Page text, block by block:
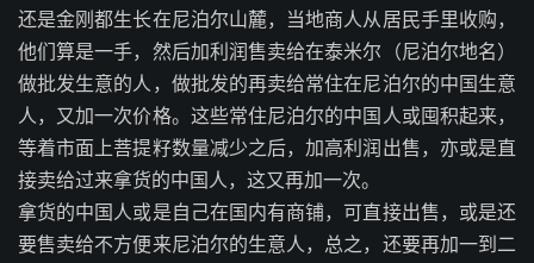
还是金刚都生长在尼泊尔山麓，当地商人从居民手里收购，
他们算是一手，然后加利润售卖给在泰米尔（尼泊尔地名）
做批发生意的人，做批发的再卖给常住在尼泊尔的中国生意
人，又加一次价格。这些常住尼泊尔的中国人或囤积起来，
等着市面上菩提籽数量减少之后，加高利润出售，亦或是直
接卖给过来拿货的中国人，这又再加一次。
拿货的中国人或是自己在国内有商铺，可直接出售，或是还
要售卖给不方便来尼泊尔的生意人，总之，还要再加一到二